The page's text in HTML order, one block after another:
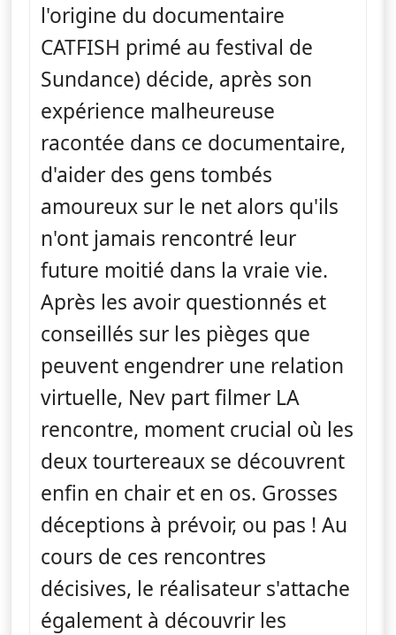
l'origine du documentaire
CATFISH primé au festival de
Sundance) décide, après son
expérience malheureuse
racontée dans ce documentaire,
d'aider des gens tombés
amoureux sur le net alors qu'ils
n'ont jamais rencontré leur
future moitié dans la vraie vie.
Après les avoir questionnés et
conseillés sur les pièges que
peuvent engendrer une relation
virtuelle, Nev part filmer LA
rencontre, moment crucial où les
deux tourtereaux se découvrent
enfin en chair et en os. Grosses
déceptions à prévoir, ou pas ! Au
cours de ces rencontres
décisives, le réalisateur s'attache
également à découvrir les